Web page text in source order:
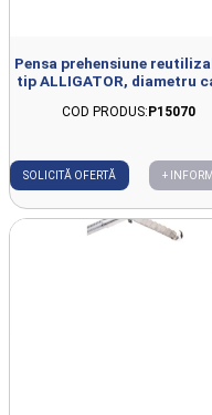
Pensa prehensiune
tip ALLIGATOR, diametru
D1.8mm, L700mm
COD PRODUS: P15070
SOLICITĂ OFERTĂ +